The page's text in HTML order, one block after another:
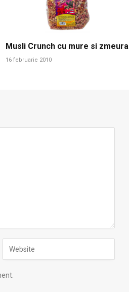
Musli Crunch cu mure si zmeura
16 februarie 2010